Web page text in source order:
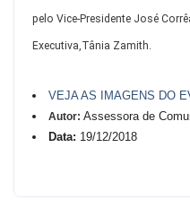
pelo Vice-Presidente José
Executiva,Tânia Zamith.
VEJA AS IMAGENS DO
Autor: Assessora de
Data: 19/12/2018